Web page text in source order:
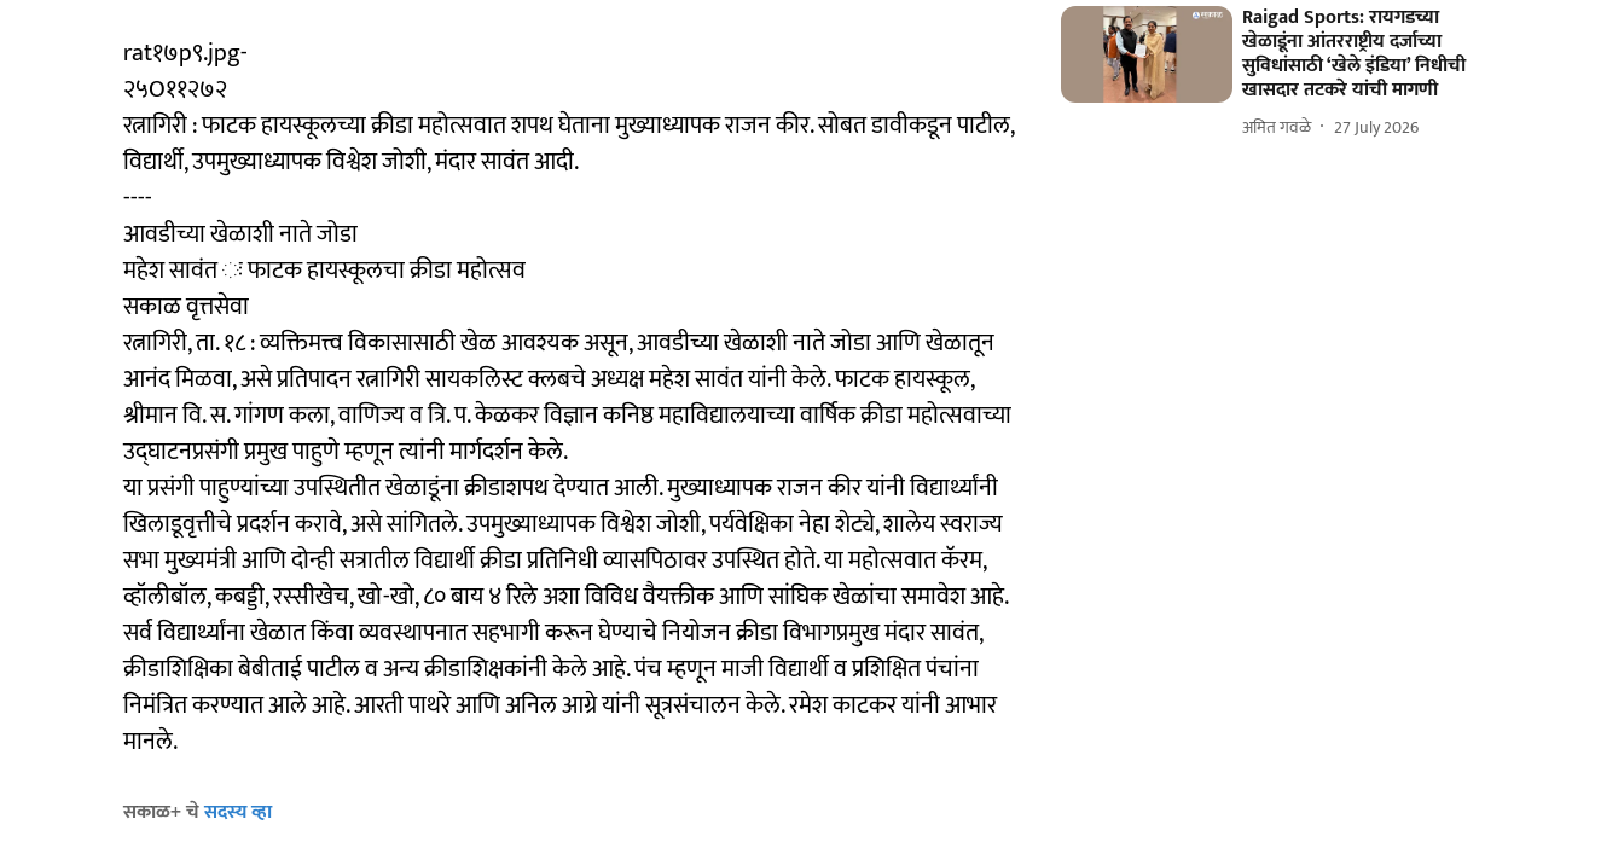
rat१७p९.jpg-
२५O११२७२
रत्नागिरी : फाटक हायस्कूलच्या क्रीडा महोत्सवात शपथ घेताना मुख्याध्यापक राजन कीर. सोबत डावीकडून पाटील,
विद्यार्थी, उपमुख्याध्यापक विश्वेश जोशी, मंदार सावंत आदी.
----
आवडीच्या खेळाशी नाते जोडा
महेश सावंत ः फाटक हायस्कूलचा क्रीडा महोत्सव
सकाळ वृत्तसेवा
रत्नागिरी, ता. १८ : व्यक्तिमत्त्व विकासासाठी खेळ आवश्यक असून, आवडीच्या खेळाशी नाते जोडा आणि खेळातून
आनंद मिळवा, असे प्रतिपादन रत्नागिरी सायकलिस्ट क्लबचे अध्यक्ष महेश सावंत यांनी केले. फाटक हायस्कूल,
श्रीमान वि. स. गांगण कला, वाणिज्य व त्रि. प. केळकर विज्ञान कनिष्ठ महाविद्यालयाच्या वार्षिक क्रीडा महोत्सवाच्या
उद्‍घाटनप्रसंगी प्रमुख पाहुणे म्हणून त्यांनी मार्गदर्शन केले.
या प्रसंगी पाहुण्यांच्या उपस्थितीत खेळाडूंना क्रीडाशपथ देण्यात आली. मुख्याध्यापक राजन कीर यांनी विद्यार्थ्यांनी
खिलाडूवृत्तीचे प्रदर्शन करावे, असे सांगितले. उपमुख्याध्यापक विश्वेश जोशी, पर्यवेक्षिका नेहा शेट्ये, शालेय स्वराज्य
सभा मुख्यमंत्री आणि दोन्ही सत्रातील विद्यार्थी क्रीडा प्रतिनिधी व्यासपिठावर उपस्थित होते. या महोत्सवात कॅरम,
व्हॉलीबॉल, कबड्डी, रस्सीखेच, खो-खो, ८० बाय ४ रिले अशा विविध वैयक्तीक आणि सांघिक खेळांचा समावेश आहे.
सर्व विद्यार्थ्यांना खेळात किंवा व्यवस्थापनात सहभागी करून घेण्याचे नियोजन क्रीडा विभागप्रमुख मंदार सावंत,
क्रीडाशिक्षिका बेबीताई पाटील व अन्य क्रीडाशिक्षकांनी केले आहे. पंच म्हणून माजी विद्यार्थी व प्रशिक्षित पंचांना
निमंत्रित करण्यात आले आहे. आरती पाथरे आणि अनिल आग्रे यांनी सूत्रसंचालन केले. रमेश काटकर यांनी आभार
मानले.
सकाळ+ चेसदस्य व्हा
Raigad Sports: रायगडच्या
खेळाडूंना आंतरराष्ट्रीय दर्जाच्या
सुविधांसाठी ‘खेले इंडिया’ निधीची
खासदार तटकरे यांची मागणी
अमित गवळे 27 July 2026